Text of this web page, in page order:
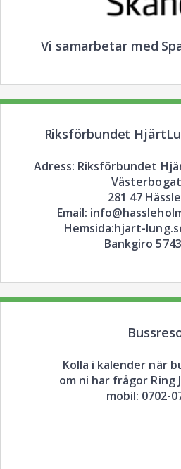
Vi samarbetar med
Riksförbundet
Adress: Riksförbundet
281 47
Email:
Hemsida:hjart-
Bankgiro
Kolla i kalender när
om ni har frågor Ring
mobil: 0702-